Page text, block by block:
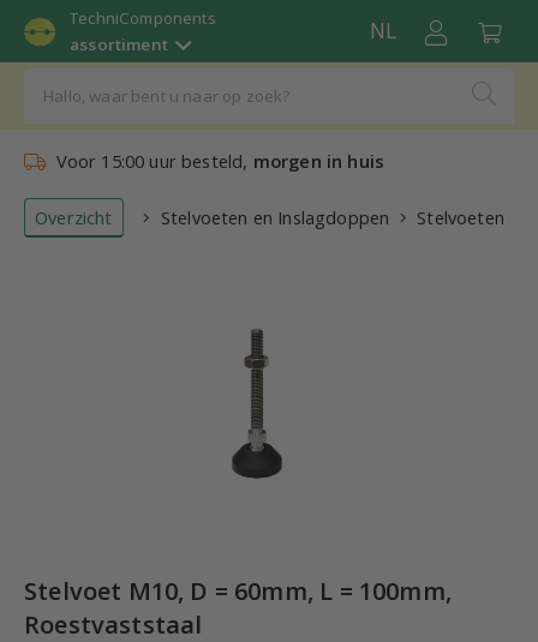
TechniComponents
assortiment
NL
Voor 15:00 uur besteld, morgen in huis
Overzicht Stelvoeten en Inslagdoppen Stelvoeten
Stelvoet M10, D = 60mm, L = 100mm,
Roestvaststaal